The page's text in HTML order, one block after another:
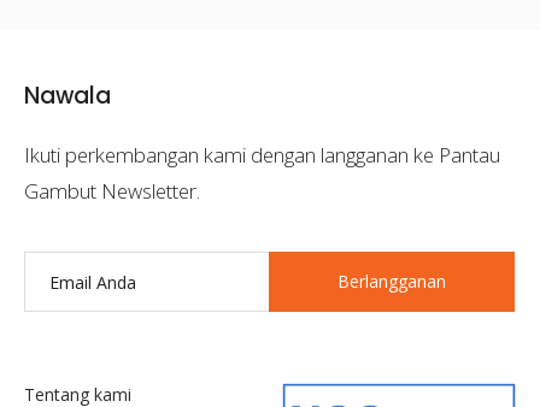
Nawala
Ikuti perkembangan kami dengan langganan ke Pantau
Gambut Newsletter.
Berlangganan
Tentang kami